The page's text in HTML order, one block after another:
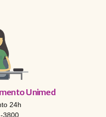
Unimed
24h
3800